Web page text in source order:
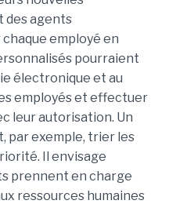
des agents
employé en
pourraient
électronique et au
employés et effectuer
leur autorisation. Un
par exemple, trier les
Il envisage
prennent en charge
ressources humaines